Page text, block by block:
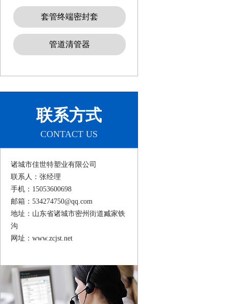
套管终端密封套
管道清管器
联系方式
CONTACT US
诸城市佳世特塑业有限公司
联系人：张经理
手机：15053600698
邮箱：534274750@qq.com
地址：山东省诸城市密州街道臧家铁
沟
网址：www.zcjst.net